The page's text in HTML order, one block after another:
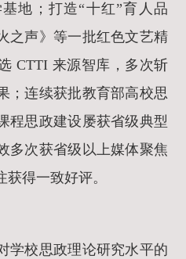
地；打造“十红”育人品
之声》等一批红色文艺精
CTTI 来源智库，多次斩
；连续获批教育部高校思
程思政建设屡获省级典型
多次获省级以上媒体聚焦
得一致好评。
学校思政理论研究水平的